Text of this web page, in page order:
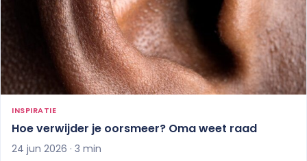
INSPIRATIE
Hoe verwijder je oorsmeer? Oma weet raad
24 jun 2026 · 3 min